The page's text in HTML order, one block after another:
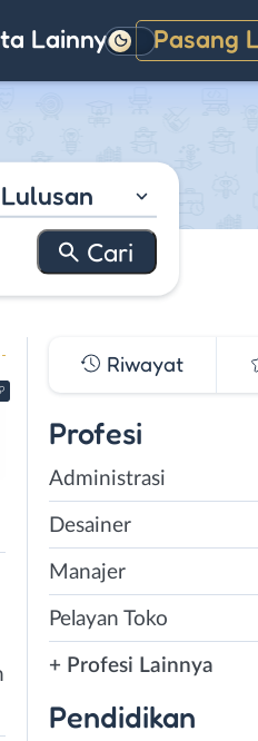
Lainnya Pasang
Gelap
Riwayat
Profesi
Administrasi
Desainer
Manajer
Pelayan Toko
+ Profesi Lainnya
Pendidikan